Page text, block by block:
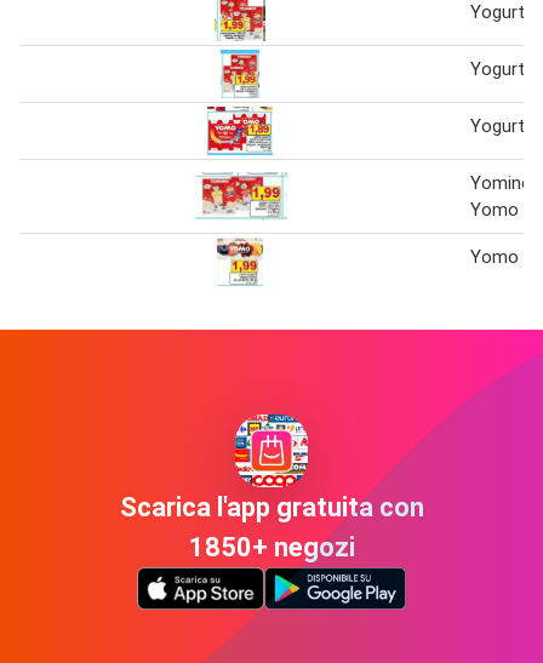
Yogurt
Yogurt
Yogurt
Yomino
Yomo
Yomo
Scarica l'app gratuita con
1850+ negozi